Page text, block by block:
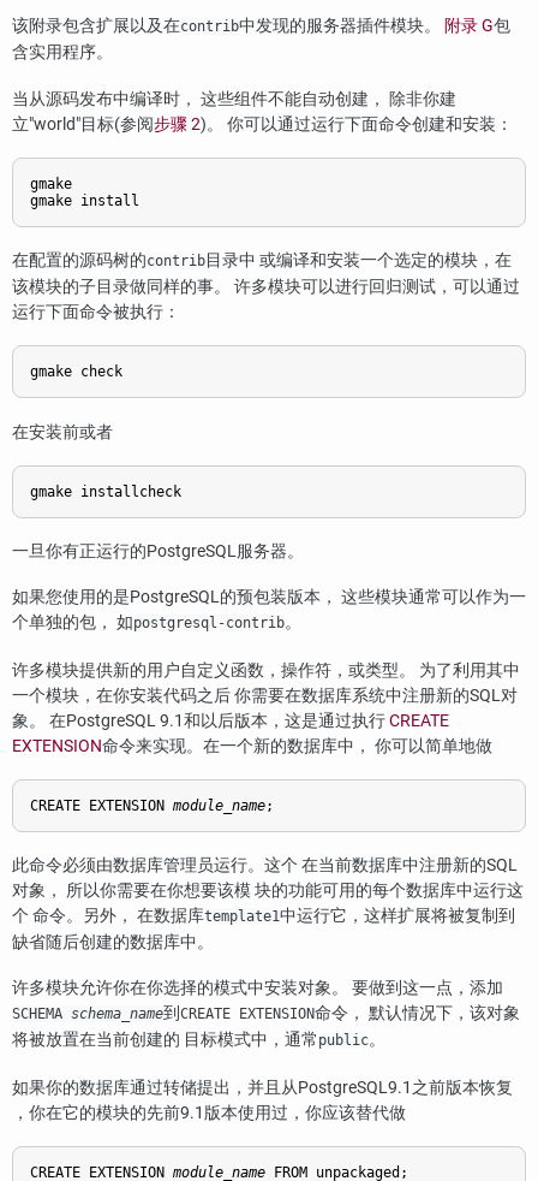
该附录包含扩展以及在contrib中发现的服务器插件模块。 附录 G包
含实用程序。
当从源码发布中编译时， 这些组件不能自动创建， 除非你建
立"world"目标(参阅步骤 2)。 你可以通过运行下面命令创建和安装：
gmake
gmake install
在配置的源码树的contrib目录中 或编译和安装一个选定的模块，在
该模块的子目录做同样的事。 许多模块可以进行回归测试，可以通过
运行下面命令被执行：
gmake check
在安装前或者
gmake installcheck
一旦你有正运行的PostgreSQL服务器。
如果您使用的是PostgreSQL的预包装版本， 这些模块通常可以作为一
个单独的包， 如postgresql-contrib。
许多模块提供新的用户自定义函数，操作符，或类型。 为了利用其中
一个模块，在你安装代码之后 你需要在数据库系统中注册新的SQL对
象。 在PostgreSQL9.1和以后版本，这是通过执行CREATE
EXTENSION命令来实现。在一个新的数据库中， 你可以简单地做
CREATE EXTENSION module_name;
此命令必须由数据库管理员运行。这个 在当前数据库中注册新的SQL
对象， 所以你需要在你想要该模 块的功能可用的每个数据库中运行这
个 命令。另外， 在数据库template1中运行它，这样扩展将被复制到
缺省随后创建的数据库中。
许多模块允许你在你选择的模式中安装对象。 要做到这一点，添加
SCHEMA schema_name到CREATE EXTENSION命令， 默认情况下，该对象
将被放置在当前创建的 目标模式中，通常 public。
如果你的数据库通过转储提出，并且从PostgreSQL9.1之前版本恢复
，你在它的模块的先前9.1版本使用过，你应该替代做
CREATE EXTENSION module_name FROM unpackaged;